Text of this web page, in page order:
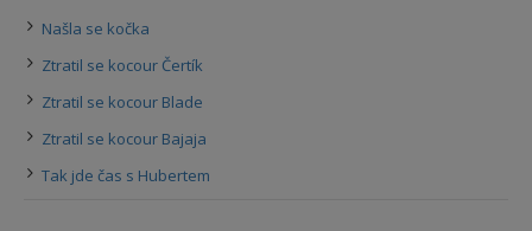
Našla se kočka
Ztratil se kocour Čertík
Ztratil se kocour Blade
Ztratil se kocour Bajaja
Tak jde čas s Hubertem